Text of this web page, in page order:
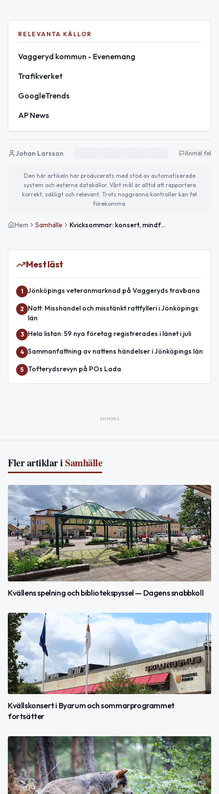
RELEVANTA KÄLLOR
Vaggeryd kommun - Evenemang
Trafikverket
GoogleTrends
AP News
Johan Larsson Anmäl fel
Den här artikeln har producerats med stöd av automatiserade
system och externa datakällor. Vårt mål är alltid att rapportera
korrekt, sakligt och relevant. Trots noggranna kontroller kan fel
förekomma.
Hem Samhälle Kvicksommar: konsert, mindful vandring och väginfo i korthet
Mest läst
1 Jönköpings veteranmarknad på Vaggeryds travbana
2
Natt: Misshandel och misstänkt rattfylleri i Jönköpings
län
3 Hela listan: 59 nya företag registrerades i länet i juli
4 Sammanfattning av nattens händelser i Jönköpings län
5 Tofterydsrevyn på POs Lada
ANNONS
Fler artiklar iSamhälle
Kvällens spelning och bibliotekspyssel — Dagens snabbkoll
Kvällskonsert i Byarum och sommarprogrammet
fortsätter